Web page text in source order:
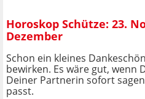
Horoskop Schütze: 23.
Dezember
Schon ein kleines
bewirken. Es wäre gut, wenn
Deiner Partnerin sofort
passt.